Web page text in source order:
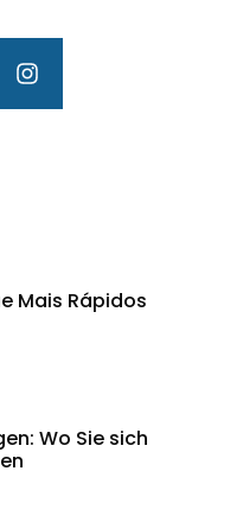
Mais Rápidos
Wo Sie sich